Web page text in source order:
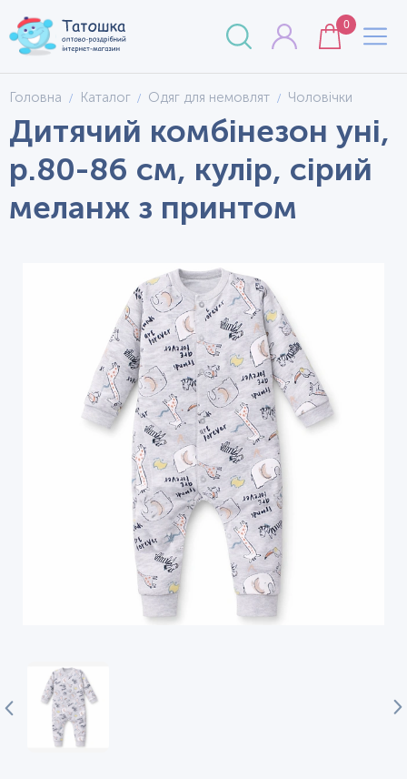
0
Головна Каталог Одяг для немовлят Чоловічки
Дитячий комбінезон уні,
р.80-86 см, кулір, сірий
меланж з принтом